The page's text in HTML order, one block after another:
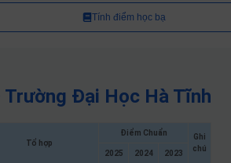
Tính điểm học bạ
Trường Đại Học Hà Tĩnh
Tổ hợp
Điểm Chuẩn
Ghi
chú
2025 2024 2023